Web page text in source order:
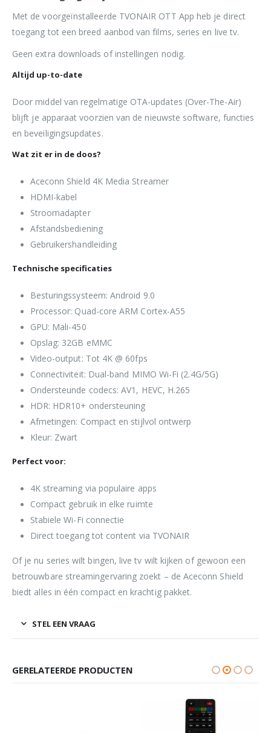
Met de voorgeïnstalleerde TVONAIR OTT App heb je direct
toegang tot een breed aanbod van films, series en live tv.
Geen extra downloads of instellingen nodig.
Altijd up-to-date
Door middel van regelmatige OTA-updates (Over-The-Air)
blijft je apparaat voorzien van de nieuwste software, functies
en beveiligingsupdates.
Wat zit er in de doos?
Aceconn Shield 4K Media Streamer
HDMI-kabel
Stroomadapter
Afstandsbediening
Gebruikershandleiding
Technische specificaties
Besturingssysteem: Android 9.0
Processor: Quad-core ARM Cortex-A55
GPU: Mali-450
Opslag: 32GB eMMC
Video-output: Tot 4K @ 60fps
Connectiviteit: Dual-band MIMO Wi-Fi (2.4G/5G)
Ondersteunde codecs: AV1, HEVC, H.265
HDR: HDR10+ ondersteuning
Afmetingen: Compact en stijlvol ontwerp
Kleur: Zwart
Perfect voor:
4K streaming via populaire apps
Compact gebruik in elke ruimte
Stabiele Wi-Fi connectie
Direct toegang tot content via TVONAIR
Of je nu series wilt bingen, live tv wilt kijken of gewoon een
betrouwbare streamingervaring zoekt – de Aceconn Shield
biedt alles in één compact en krachtig pakket.
STEL EEN VRAAG
GERELATEERDE PRODUCTEN